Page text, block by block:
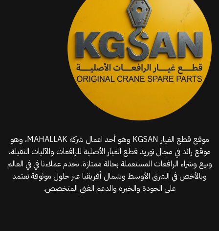
موقع قطع الغيار KGSAN وهو أحد اعمال شركة MAHALLAK، وهو
موقع رائد في مجال توريد قطع الغيار الأصلية للرافعات والآليات الثقيلة،
وبيع وشراء الرافعات المستعملة بحالة ممتازة. نخدم عملاءنا في في العالم
وبالأخص في الشرق الأوسط وشمال أفريقيا عبر حلول موثوقة تعتمد
على الجودة والخبرة والدعم الفني المتخصص.